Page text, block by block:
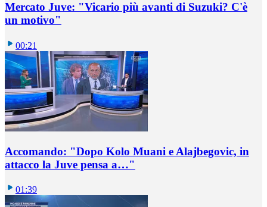
Mercato Juve: "Vicario più avanti di Suzuki? C'è
un motivo"
00:21
Accomando: "Dopo Kolo Muani e Alajbegovic, in
attacco la Juve pensa a…"
01:39